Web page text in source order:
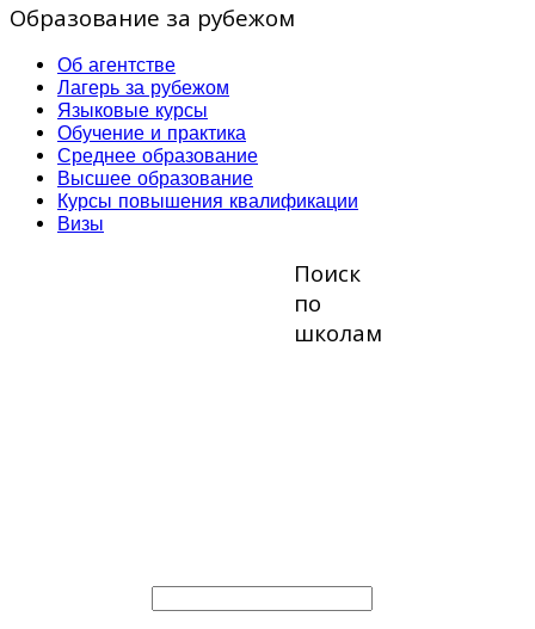
Образование за рубежом
Об агентстве
Лагерь за рубежом
Языковые курсы
Обучение и практика
Среднее образование
Высшее образование
Курсы повышения квалификации
Визы
Поиск
по
школам